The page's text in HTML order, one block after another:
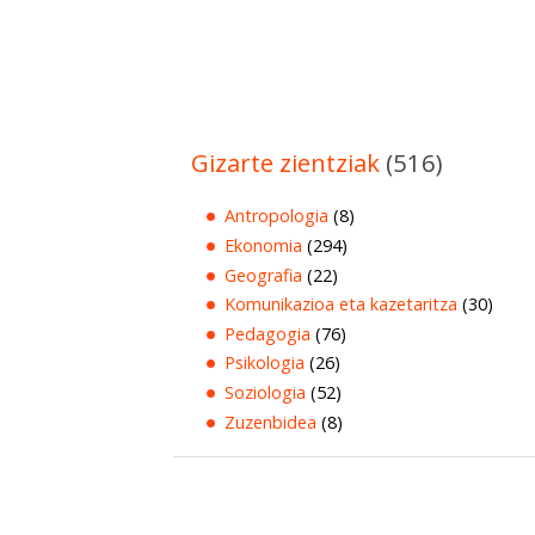
Gizarte zientziak (516)
Antropologia (8)
Ekonomia (294)
Geografia (22)
Komunikazioa eta kazetaritza (30)
Pedagogia (76)
Psikologia (26)
Soziologia (52)
Zuzenbidea (8)